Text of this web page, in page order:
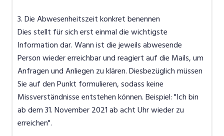
3. Die Abwesenheitszeit konkret benennen
Dies stellt für sich erst einmal die wichtigste
Information dar. Wann ist die jeweils abwesende
Person wieder erreichbar und reagiert auf die Mails, um
Anfragen und Anliegen zu klären. Diesbezüglich müssen
Sie auf den Punkt formulieren, sodass keine
Missverständnisse entstehen können. Beispiel: "Ich bin
ab dem 31. November 2021 ab acht Uhr wieder zu
erreichen".